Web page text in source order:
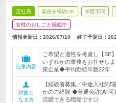
正社員 業種未経験OK 学歴不問
女性のおしごと掲載中
情報更新日：2026/07/10 終了予定日：
仕事内容
ご希望と適性を考慮し【SE
いずれかの業務をお任せし
策企業◆平均勤続年数22年
対象と
なる方
【経験者募集／中途入社約
かのご経験 ◆普通免許(AT
活躍できる職場です◎